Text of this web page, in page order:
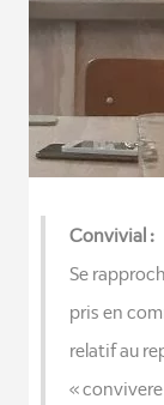
Convivial :
Se
pris en
relatif au
«